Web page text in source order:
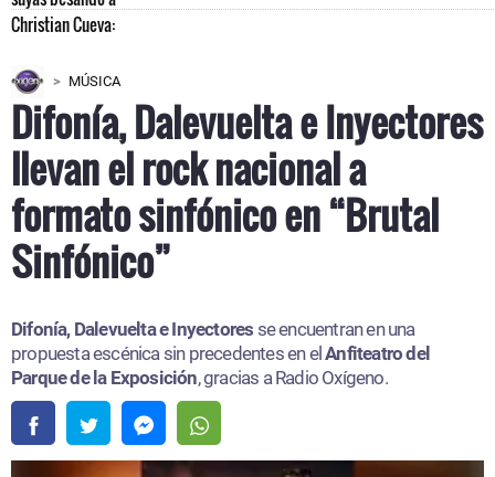
MÚSICA
Difonía, Dalevuelta e Inyectores
llevan el rock nacional a
formato sinfónico en “Brutal
Sinfónico”
Difonía, Dalevuelta e Inyectores se encuentran en una
propuesta escénica sin precedentes en elAnfiteatro del
Parque de la Exposición, gracias a Radio Oxígeno.